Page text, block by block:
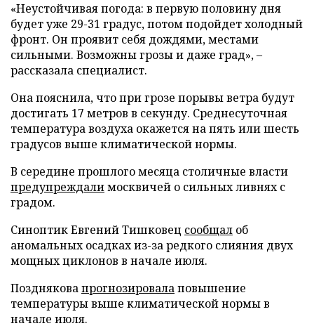
«Неустойчивая погода: в первую половину дня
будет уже 29-31 градус, потом подойдет холодный
фронт. Он проявит себя дождями, местами
сильными. Возможны грозы и даже град», –
рассказала специалист.
Она пояснила, что при грозе порывы ветра будут
достигать 17 метров в секунду. Среднесуточная
температура воздуха окажется на пять или шесть
градусов выше климатической нормы.
В середине прошлого месяца столичные власти
предупреждалимосквичей о сильных ливнях с
градом.
Синоптик Евгений Тишковец сообщал об
аномальных осадках из-за редкого слияния двух
мощных циклонов в начале июля.
Поздняковапрогнозировалаповышение
температуры выше климатической нормы в
начале июля.